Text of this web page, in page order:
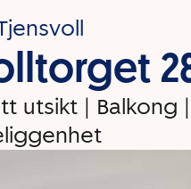
utsikt | Balkong